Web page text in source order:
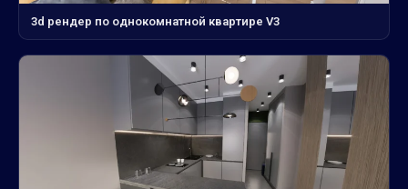
3d рендер по однокомнатной квартире V3